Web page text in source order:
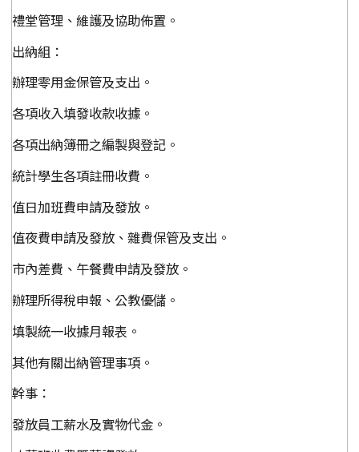
禮堂管理、維護及協助佈置。
出納組：
辦理零用金保管及支出。
各項收入填發收款收據。
各項出納簿冊之編製與登記。
統計學生各項註冊收費。
值日加班費申請及發放。
值夜費申請及發放、雜費保管及支出。
市內差費、午餐費申請及發放。
辦理所得稅申報、公教優儲。
填製統一收據月報表。
其他有關出納管理事項。
幹事：
發放員工薪水及實物代金。